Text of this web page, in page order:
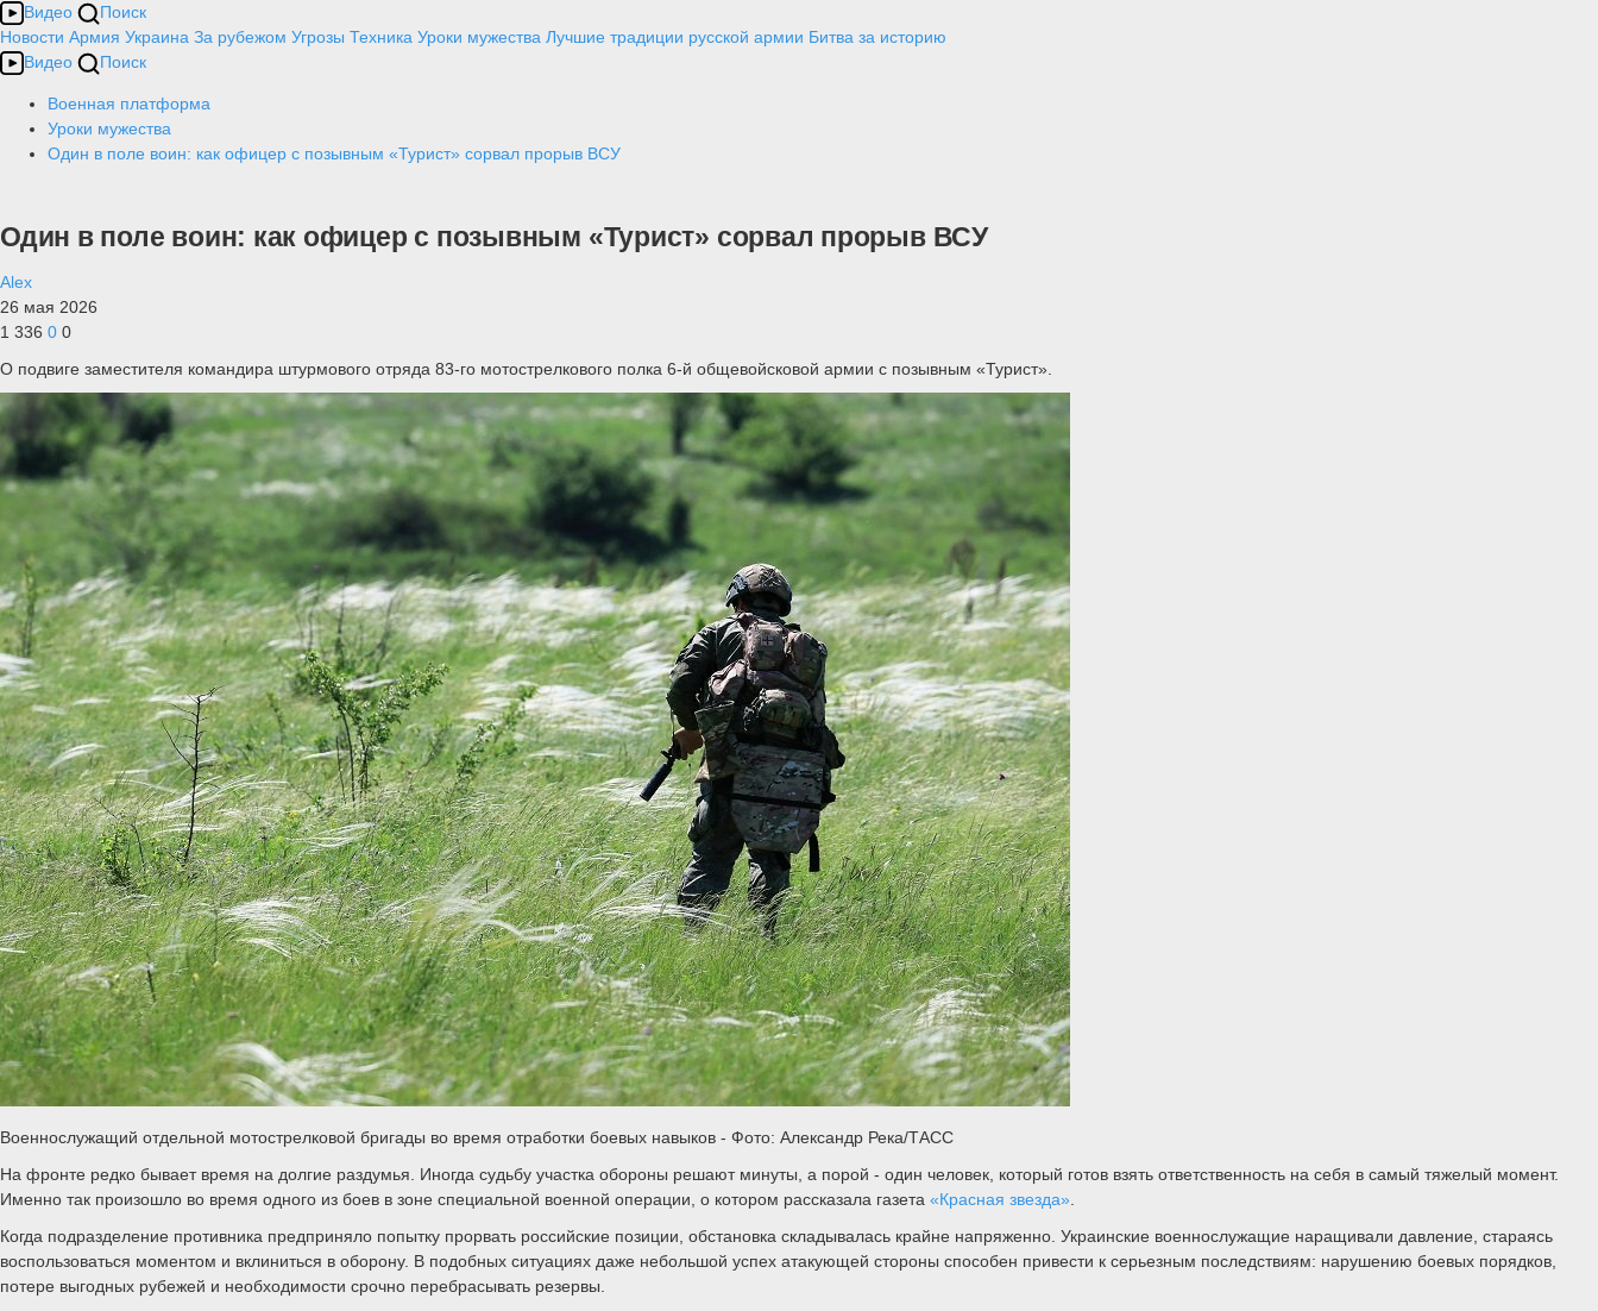
Видео
Поиск
Новости Армия Украина За рубежом Угрозы Техника Уроки мужества Лучшие традиции русской армии Битва за историю
Видео
Поиск
Военная платформа
Уроки мужества
Один в поле воин: как офицер с позывным «Турист» сорвал прорыв ВСУ
Один в поле воин: как офицер с позывным «Турист» сорвал прорыв ВСУ
Alex
26 мая 2026
1 336 0 0
О подвиге заместителя командира штурмового отряда 83-го мотострелкового полка 6-й общевойсковой армии с позывным «Турист».
Военнослужащий отдельной мотострелковой бригады во время отработки боевых навыков - Фото: Александр Река/ТАСС
На фронте редко бывает время на долгие раздумья. Иногда судьбу участка обороны решают минуты, а порой - один человек, который готов взять ответственность на себя в самый тяжелый момент.
Именно так произошло во время одного из боев в зоне специальной военной операции, о котором рассказала газета «Красная звезда»
Когда подразделение противника предприняло попытку прорвать российские позиции, обстановка складывалась крайне напряженно. Украинские военнослужащие наращивали давление, стараясь
воспользоваться моментом и вклиниться в оборону. В подобных ситуациях даже небольшой успех атакующей стороны способен привести к серьезным последствиям: нарушению боевых порядков,
потере выгодных рубежей и необходимости срочно перебрасывать резервы.